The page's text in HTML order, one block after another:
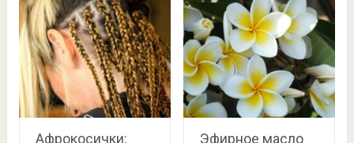
Афрокосички:
Эфирное масло